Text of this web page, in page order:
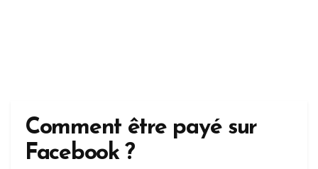
Comment être payé sur
Facebook ?